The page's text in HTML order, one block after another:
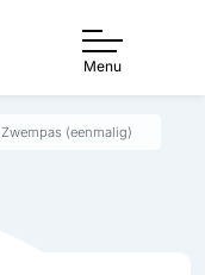
Menu
Zwempas (eenmalig)